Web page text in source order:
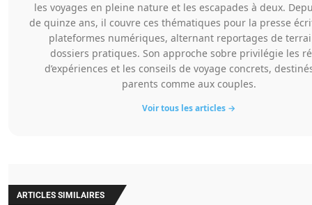
les voyages en pleine nature et les escapades à deux.
de quinze ans, il couvre ces thématiques pour la presse
plateformes numériques, alternant reportages de
dossiers pratiques. Son approche sobre privilégie les
d’expériences et les conseils de voyage concrets,
parents comme aux couples.
Voir tous les articles →
ARTICLES SIMILAIRES